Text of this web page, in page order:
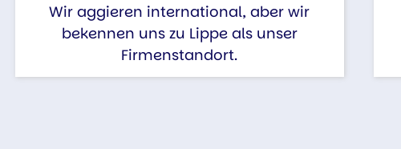
Wir aggieren international, aber wir
bekennen uns zu Lippe als unser
Firmenstandort.